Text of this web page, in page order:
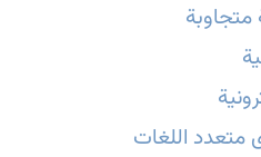
متجاوبة
متعدد اللغات